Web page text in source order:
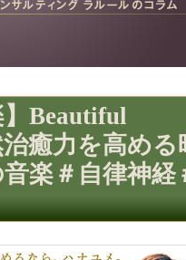
Time
ンサルティング ラルール
】Beautiful
癒力を高める
楽＃自律神経